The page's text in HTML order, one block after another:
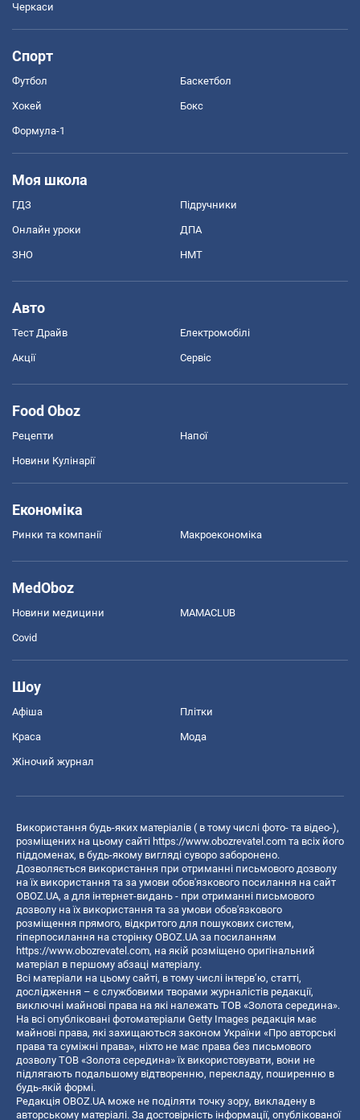
Черкаси
Спорт
Футбол Баскетбол
Хокей Бокс
Формула-1
Моя школа
ГДЗ Підручники
Онлайн уроки ДПА
ЗНО НМТ
Авто
Тест Драйв Електромобілі
Акції Сервіс
Food Oboz
Рецепти Напої
Новини Кулінарії
Економіка
Ринки та компанії Макроекономіка
MedOboz
Новини медицини MAMACLUB
Covid
Шоу
Афіша Плітки
Краса Мода
Жіночий журнал
Використання будь-яких матеріалів ( в тому числі фото- та відео-),
розміщених на цьому сайті https://www.obozrevatel.com та всіх його
піддоменах, в будь-якому вигляді суворо заборонено.
Дозволяється використання при отриманні письмового дозволу
на їх використання та за умови обов'язкового посилання на сайт
OBOZ.UA, а для інтернет-видань - при отриманні письмового
дозволу на їх використання та за умови обов'язкового
розміщення прямого, відкритого для пошукових систем,
гіперпосилання на сторінку OBOZ.UA за посиланням
https://www.obozrevatel.com, на якій розміщено оригінальний
матеріал в першому абзаці матеріалу.
Всі матеріали на цьому сайті, в тому числі інтерв’ю, статті,
дослідження – є службовими творами журналістів редакції,
виключні майнові права на які належать ТОВ «Золота середина».
На всі опубліковані фотоматеріали Getty Images редакція має
майнові права, які захищаються законом України «Про авторські
права та суміжні права», ніхто не має права без письмового
дозволу ТОВ «Золота середина» їх використовувати, вони не
підлягають подальшому відтворенню, перекладу, поширенню в
будь-якій формі.
Редакція OBOZ.UA може не поділяти точку зору, викладену в
авторському матеріалі. За достовірність інформації, опублікованої